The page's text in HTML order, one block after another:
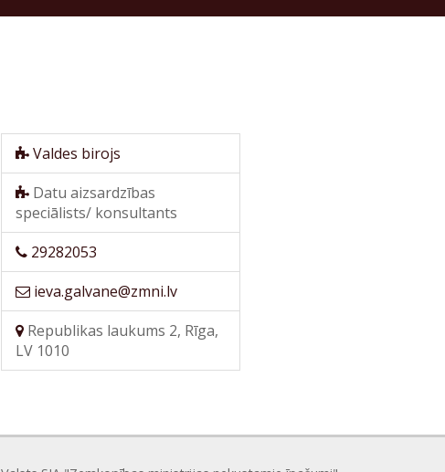
Valdes birojs
Datu aizsardzības
speciālists/ konsultants
29282053
ieva.galvane@zmni.lv
Republikas laukums 2, Rīga,
LV 1010